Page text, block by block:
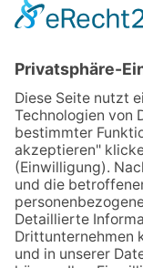
VFP Impressum
Widerrufsbutton